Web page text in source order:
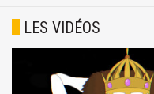
LES VIDÉOS